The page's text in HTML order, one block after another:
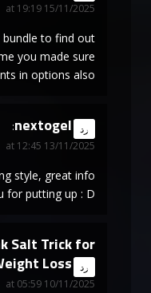
15/11/2025 at 19:19
bundle to find out
you made sure
in options also.
nextogel
says:
13/11/2025 at 12:45
رد
style, great info
for putting up : D.
Salt Trick for
Loss
says:
10/11/2025 at 05:59
رد